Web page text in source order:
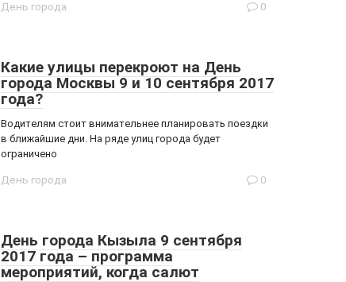
День города 0
Какие улицы перекроют на День
города Москвы 9 и 10 сентября 2017
года?
Водителям стоит внимательнее планировать поездки
в ближайшие дни. На ряде улиц города будет
ограничено
День города 0
День города Кызыла 9 сентября
2017 года – программа
мероприятий, когда салют